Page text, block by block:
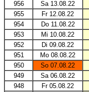
956
Sa 13.08.22
955
Fr 12.08.22
954
Do 11.08.22
953
Mi 10.08.22
952
Di 09.08.22
951
Mo 08.08.22
950
So 07.08.22
949
Sa 06.08.22
948
Fr 05.08.22